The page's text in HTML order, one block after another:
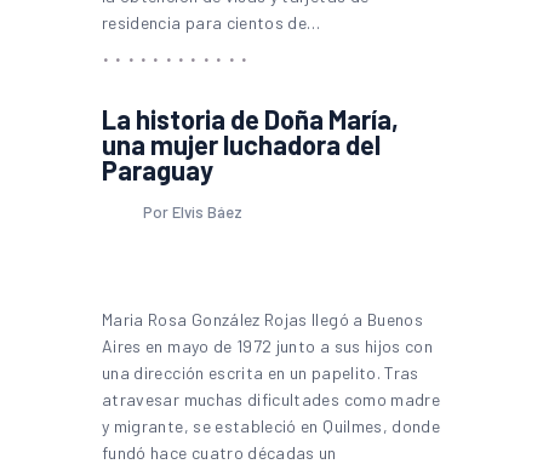
residencia para cientos de…
La historia de Doña María,
una mujer luchadora del
Paraguay
Por Elvis Báez
Maria Rosa González Rojas llegó a Buenos
Aires en mayo de 1972 junto a sus hijos con
una dirección escrita en un papelito. Tras
atravesar muchas dificultades como madre
y migrante, se estableció en Quilmes, donde
fundó hace cuatro décadas un